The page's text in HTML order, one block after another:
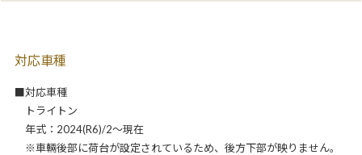
対応車種
■対応車種
トライトン
年式：2024(R6)/2～現在
※車輛後部に荷台が設定されているため、後方下部が映りません。